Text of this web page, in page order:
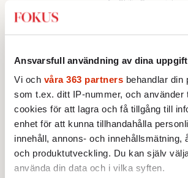
Ansvarsfull användning av dina
Vi och våra 363 partners behandlar din
som t.ex. ditt IP-nummer, och använder
cookies för att lagra och få tillgång till
enhet för att kunna tillhandahålla
innehåll, annons- och innehållsmätning,
och produktutveckling. Du kan själv
använda din data och i vilka syften.
Av: Philip Ramqvist
»Jag förstår att
Fem frågor till
professor i
och vicerektor
Stockholms
högskola,
och kritiken i
Av: Leon Nudel
AKTUELLT FOKUS
Här är Sveriges
Chalmers
Sveriges mest